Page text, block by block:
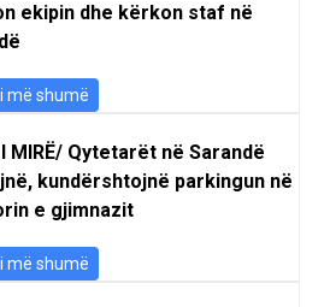
ekipin dhe kërkon staf në
më shumë
MIRË/ Qytetarët në Sarandë
kundërshtojnë parkingun në
e gjimnazit
më shumë